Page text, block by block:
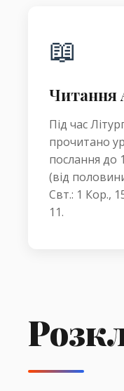
📖
Читання
Під час
прочитано
послання до
(від
Свт.: 1 Кор.,
11.